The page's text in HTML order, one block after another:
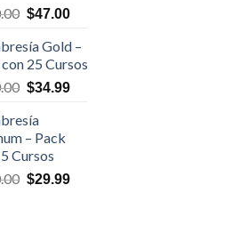
El
original
era:
$500.00.
$47.00El
actual
es:
$47.00.
Gold –
25 Cursos
El
original
era:
$400.00.
$34.99El
– Pack
Cursos
El
$29.99El